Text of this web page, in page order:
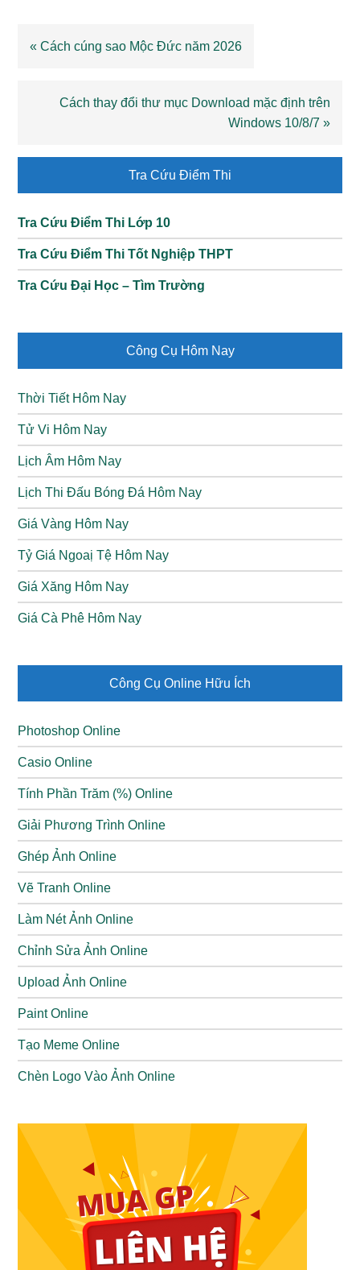
Kaja Vua Nazar Đấu sĩ Hỗ trợ
Kimmy
hơi
Xạ thủ
Kadita
Khufra
Bạo chúa sa
mạc
Pháp thủ ma
năng
Lesley
thủ
Lunox
hôn
Lolita
thép
Lapu Lapu
thủ
hương
Leomord Kỵ sĩ bóng đêm Đấu sĩ
Ling
Lylia Cô phù thủy nhỏ Pháp sư
Miya Xạ thủ ánh trăng Xạ thủ
Moskov
lặng
Minsitthar
cảm
Minotaur
Đứa con xứ
Minos
Martis Ashura vương Đấu sĩ
Masha Cuồng dã quyền
Pháp sư mao
Hỗ trợ
Natalia
Móng vuốt ánh
sáng
Sát thủ
Ngộ Không Mỹ Hầu vương Đấu sĩ
Previous
« Cách cúng sao Mộc Đức năm 2026
Next
Cách thay đổi thư mục Download mặc định trên
Windows 10/8/7 »
Tra Cứu Điểm Thi
Tra Cứu Điểm Thi Lớp 10
Tra Cứu Điểm Thi Tốt Nghiệp THPT
Tra Cứu Đại Học – Tìm Trường
Công Cụ Hôm Nay
Thời Tiết Hôm Nay
Tử Vi Hôm Nay
Lịch Âm Hôm Nay
Lịch Thi Đấu Bóng Đá Hôm Nay
Giá Vàng Hôm Nay
Tỷ Giá Ngoaị Tệ Hôm Nay
Giá Xăng Hôm Nay
Giá Cà Phê Hôm Nay
Công Cụ Online Hữu Ích
Photoshop Online
Casio Online
Tính Phần Trăm (%) Online
Giải Phương Trình Online
Ghép Ảnh Online
Vẽ Tranh Online
Làm Nét Ảnh Online
Chỉnh Sửa Ảnh Online
Upload Ảnh Online
Paint Online
Tạo Meme Online
Chèn Logo Vào Ảnh Online